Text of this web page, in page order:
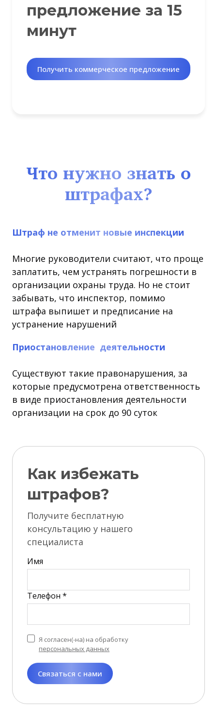
предложение за 15
минут
Получить коммерческое предложение
Что нужно знать о
штрафах?
Штраф не отменит новые инспекции
Многие руководители считают, что проще
заплатить, чем устранять погрешности в
организации охраны труда. Но не стоит
забывать, что инспектор, помимо
штрафа выпишет и предписание на
устранение нарушений
Приостановление деятельности
Существуют такие правонарушения, за
которые предусмотрена ответственность
в виде приостановления деятельности
организации на срок до 90 суток
Как избежать
штрафов?
Получите бесплатную
консультацию у нашего
специалиста
Имя
Телефон *
Связаться с нами
Я согласен(-на) на обработку
персональных данных